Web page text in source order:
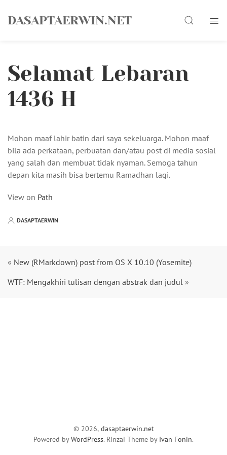
DASAPTAERWIN.NET Search
Selamat Lebaran
1436 H
Mohon maaf lahir batin dari saya sekeluarga. Mohon maaf
bila ada perkataan, perbuatan dan/atau post di media sosial
yang salah dan membuat tidak nyaman. Semoga tahun
depan kita masih bisa bertemu Ramadhan lagi.
View on Path
DASAPTAERWIN
« New (RMarkdown) post from OS X 10.10 (Yosemite)
WTF: Mengakhiri tulisan dengan abstrak dan judul »
© 2026, dasaptaerwin.net
Powered byWordPress. Rinzai Theme by Ivan Fonin.